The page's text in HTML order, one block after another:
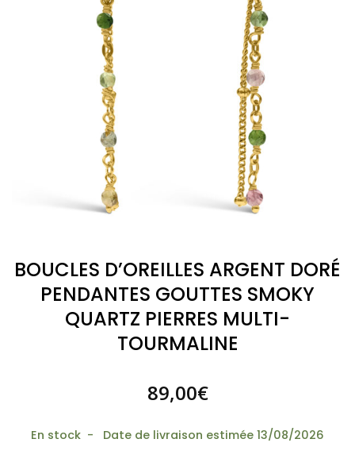
BOUCLES D’OREILLES ARGENT DORÉ
PENDANTES GOUTTES SMOKY
QUARTZ PIERRES MULTI-
TOURMALINE
89,00€
En stock - Date de livraison estimée 13/08/2026